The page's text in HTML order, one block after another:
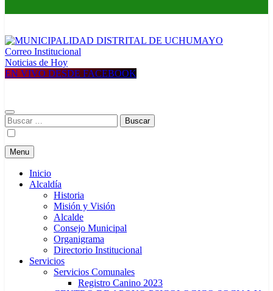
MUNICIPALIDAD DISTRITAL DE UCHUMAYO
Construyendo una nueva Historia
Correo Institucional
Noticias de Hoy
EN VIVO DESDE FACEBOOK
Buscar:
Menu
Inicio
Alcaldía
Historia
Misión y Visión
Alcalde
Consejo Municipal
Organigrama
Directorio Institucional
Servicios
Servicios Comunales
Registro Canino 2023